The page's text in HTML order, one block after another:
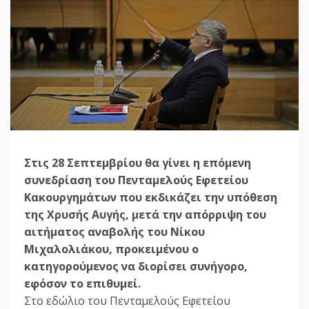
Στις 28 Σεπτεμβρίου θα γίνει η επόμενη
συνεδρίαση του Πενταμελούς Εφετείου
Κακουργημάτων που εκδικάζει την υπόθεση
της Χρυσής Αυγής, μετά την απόρριψη του
αιτήματος αναβολής του Νίκου
Μιχαλολιάκου, προκειμένου ο
κατηγορούμενος να διορίσει συνήγορο,
εφόσον το επιθυμεί.
Στο εδώλιο του Πενταμελούς Εφετείου